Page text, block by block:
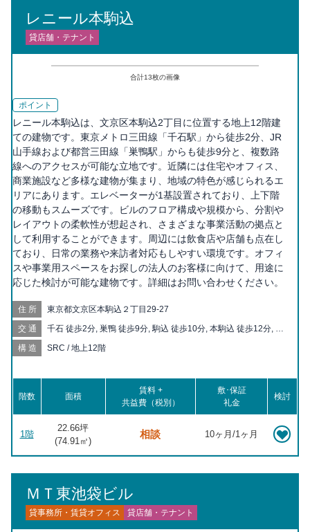
レニール本駒込
貸店舗・テナント
合計13枚の画像
ポイント
レニール本駒込は、文京区本駒込2丁目に位置する地上12階建
ての建物です。東京メトロ三田線「千石駅」から徒歩2分、JR
山手線および都営三田線「巣鴨駅」からも徒歩9分と、複数路
線へのアクセスが可能な立地です。近隣には住宅やオフィス、
商業施設など多様な建物が集まり、地域の特色が感じられるエ
リアにあります。エレベーターが1基設置されており、上下階
の移動もスムーズです。ビルのフロア構成や規模から、分割や
レイアウトの柔軟性が想起され、さまざまな事業活動の拠点と
して利用することができます。周辺には飲食店や店舗も点在し
ており、日常の業務や来訪者対応もしやすい環境です。オフィ
スや事業用スペースをお探しの法人のお客様に向けて、用途に
応じた検討が可能な建物です。詳細はお問い合わせください。
住所 東京都文京区本駒込２丁目29-27
交通
千石 徒歩2分, 巣鴨 徒歩9分, 駒込 徒歩10分, 本駒込 徒歩12分, 白
分, 茗荷谷 徒歩18分
構造 SRC / 地上12階
階数 面積
賃料 +
共益費（税別）
敷･保証
礼金
検討
1階
22.66坪
(74.91㎡)
相談 10ヶ月/1ヶ月
ＭＴ東池袋ビル
貸事務所・賃貸オフィス 貸店舗・テナント